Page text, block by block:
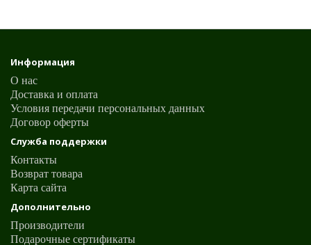
Информация
О нас
Доставка и оплата
Условия передачи персональных данных
Договор оферты
Служба поддержки
Контакты
Возврат товара
Карта сайта
Дополнительно
Производители
Подарочные сертификаты